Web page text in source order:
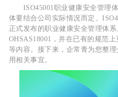
ISO45001职业健康安全管理体
体要结合公司实际情况而定。
正式发布的职业健康安全管理体
OHSAS18001，并在已有的规范
等内容。接下来，企常青为您整
用相关事宜。